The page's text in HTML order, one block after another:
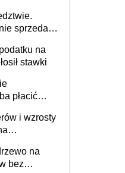
sprzedaż
na
stawki
płacić
i wzrosty
na
bez